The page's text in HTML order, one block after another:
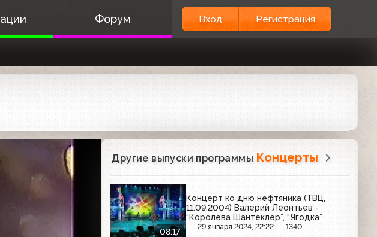
Форум Вход Регистрация
Другие выпуски программы Концерты
08:17
Концерт ко дню нефтяника (ТВЦ,
11.09.2004) Валерий Леонтьев -
“Королева Шантеклер”, “Ягодка”
29 января 2024, 22:22 1340